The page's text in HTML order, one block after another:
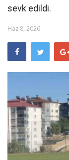
SİYASET
KÜNYE
MALATYA
YAZARLARIMIZ
ÖZEL ANKETLER
sevk edildi. ‎
Haz 8, 2026